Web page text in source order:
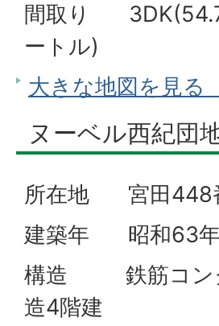
間取り
ートル)
大きな地図を見る
ヌーベル西紀団
所在地 宮田448
建築年 昭和63年
構造 鉄筋コン
造4階建